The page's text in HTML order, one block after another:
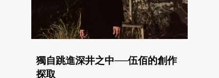
獨自跳進深井之中──伍佰的創作
探取